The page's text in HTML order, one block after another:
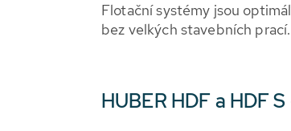
Flotační systémy jsou
bez velkých stavebních
HUBER HDF a HDF